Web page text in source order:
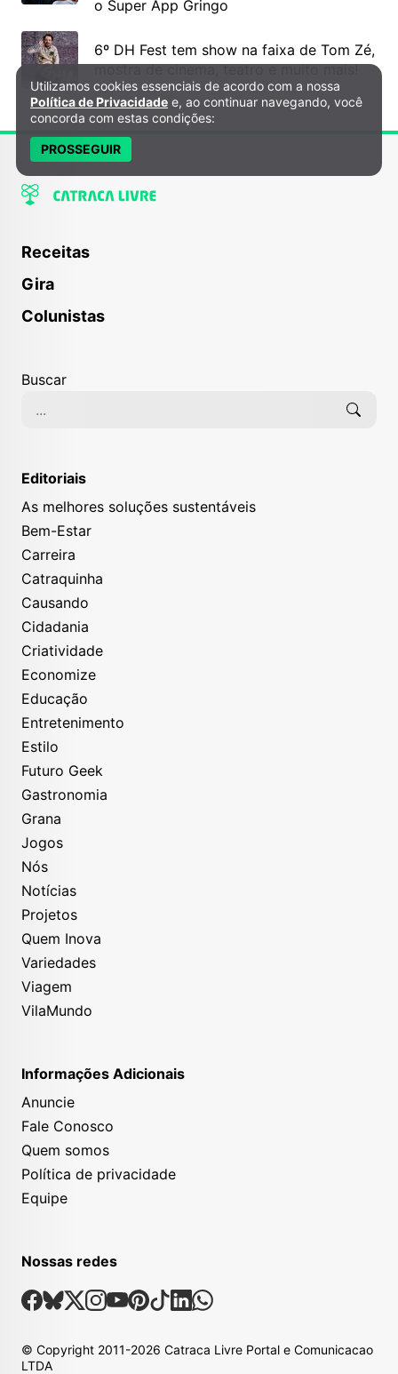
o Super App Gringo
6º DH Fest tem show na faixa de Tom Zé,
mostra de cinema, teatro e muito mais!
Receitas
Gira
Colunistas
Buscar
Editoriais
As melhores soluções sustentáveis
Bem-Estar
Carreira
Catraquinha
Causando
Cidadania
Criatividade
Economize
Educação
Entretenimento
Estilo
Futuro Geek
Gastronomia
Grana
Jogos
Nós
Notícias
Projetos
Quem Inova
Variedades
Viagem
VilaMundo
Informações Adicionais
Anuncie
Fale Conosco
Quem somos
Política de privacidade
Equipe
Nossas redes
Nossas Redes Sociais
Facebook
Bsky
X Instagram
Youtube
Pinterest
TiktokLinkedin
Whatsapp
© Copyright 2011-2026 Catraca Livre Portal e Comunicacao
LTDA
Política de Privacidade e Cookies
Utilizamos cookies essenciais de acordo com a nossa
Política de Privacidade e, ao continuar navegando, você
concorda com estas condições:
PROSSEGUIR